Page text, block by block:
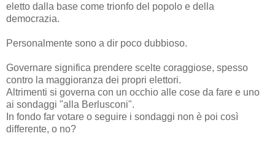
eletto dalla base come trionfo del popolo e della
democrazia.
Personalmente sono a dir poco dubbioso.
Governare significa prendere scelte coraggiose, spesso
contro la maggioranza dei propri elettori.
Altrimenti si governa con un occhio alle cose da fare e uno
ai sondaggi "alla Berlusconi".
In fondo far votare o seguire i sondaggi non è poi così
differente, o no?